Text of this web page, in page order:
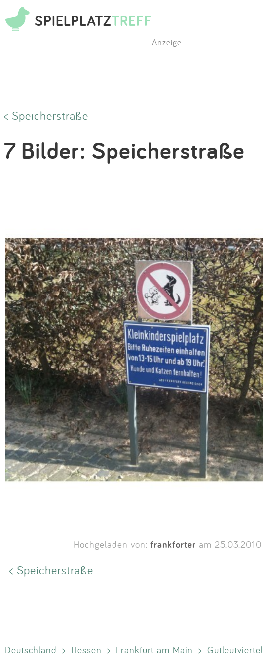
SPIELPLATZTREFF
Anzeige
< Speicherstraße
7 Bilder: Speicherstraße
Hochgeladen von: frankforter am 25.03.2010
< Speicherstraße
Deutschland > Hessen > Frankfurt am Main > Gutleutviertel